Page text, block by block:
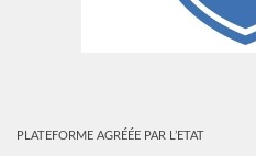
PLATEFORME AGRÉÉE PAR L’ETAT